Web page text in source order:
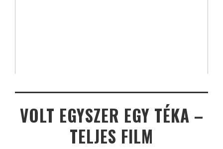
VOLT EGYSZER EGY TÉKA –
TELJES FILM